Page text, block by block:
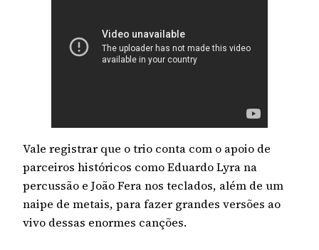
Vale registrar que o trio conta com o apoio de
parceiros históricos como Eduardo Lyra na
percussão e João Fera nos teclados, além de um
naipe de metais, para fazer grandes versões ao
vivo dessas enormes canções.